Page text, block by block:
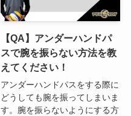
【QA】アンダーハンドパ
スで腕を振らない方法を教
えてください！
アンダーハンドパスをする際に
どうしても腕を振ってしまいま
す。腕を振らないようにする方